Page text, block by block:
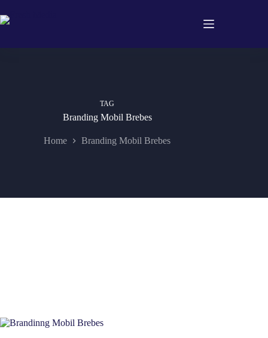
to
content
TAG
Branding Mobil Brebes
Home Branding Mobil Brebes